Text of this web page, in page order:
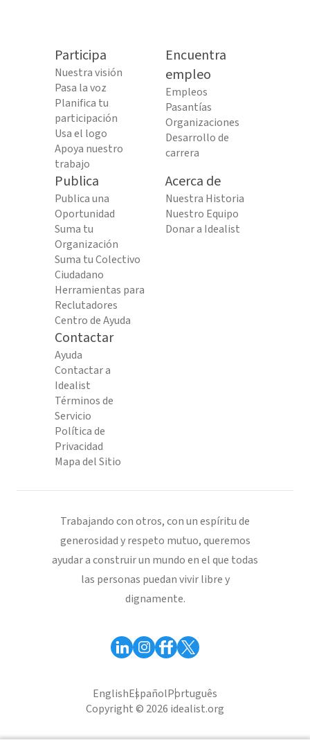
Participa
Nuestra visión
Pasa la voz
Planifica tu
participación
Usa el logo
Apoya nuestro
trabajo
Encuentra
empleo
Empleos
Pasantías
Organizaciones
Desarrollo de
carrera
Publica
Publica una
Oportunidad
Suma tu
Organización
Suma tu Colectivo
Ciudadano
Herramientas para
Reclutadores
Centro de Ayuda
Acerca de
Nuestra Historia
Nuestro Equipo
Donar a Idealist
Contactar
Ayuda
Contactar a
Idealist
Términos de
Servicio
Política de
Privacidad
Mapa del Sitio
Trabajando con otros, con un espíritu de
generosidad y respeto mutuo, queremos
ayudar a construir un mundo en el que todas
las personas puedan vivir libre y
dignamente.
EnglishEspañolPortuguês
Copyright © 2026 idealist.org